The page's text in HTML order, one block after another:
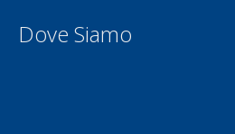
Dove Siamo